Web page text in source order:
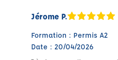
Jérome P.
Formation : Permis A2
Date : 20/04/2026